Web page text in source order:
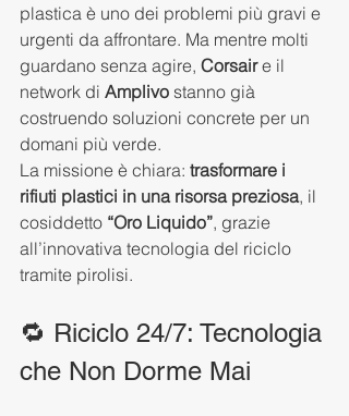
plastica è uno dei problemi più gravi e
urgenti da affrontare. Ma mentre molti
guardano senza agire, Corsair e il
network di Amplivo stanno già
costruendo soluzioni concrete per un
domani più verde.
La missione è chiara: trasformare i
rifiuti plastici in una risorsa preziosa, il
cosiddetto “Oro Liquido”, grazie
all’innovativa tecnologia del riciclo
tramite pirolisi.
🔁 Riciclo 24/7: Tecnologia
che Non Dorme Mai